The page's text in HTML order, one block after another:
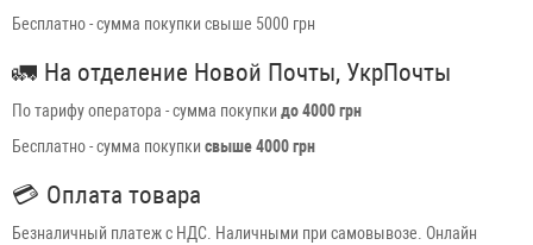
Бесплатно - сумма покупки свыше 5000 грн
🚛 На отделение Новой Почты, УкрПочты
По тарифу оператора - сумма покупки до 4000 грн
Бесплатно - сумма покупки свыше 4000 грн
💳 Оплата товара
Безналичный платеж с НДС. Наличными при самовывозе. Онлайн